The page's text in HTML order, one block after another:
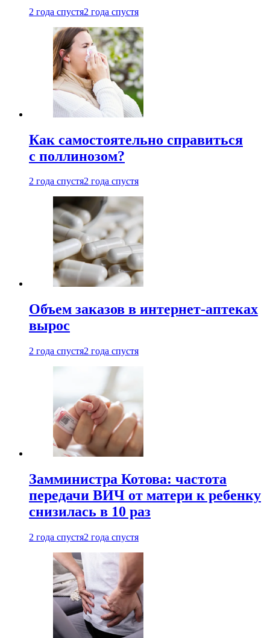
2 года спустя2 года спустя
Как самостоятельно справиться
с поллинозом?
2 года спустя2 года спустя
Объем заказов в интернет-аптеках
вырос
2 года спустя2 года спустя
Замминистра Котова: частота
передачи ВИЧ от матери к ребенку
снизилась в 10 раз
2 года спустя2 года спустя